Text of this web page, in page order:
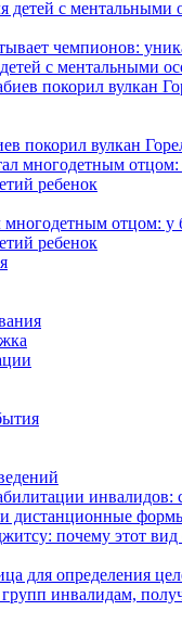
чемпионов:
с ментальными
покорил вулкан
многодетным отцом: у
ребенок
инвалидов:
дистанционные
почему этот вид
для определения
инвалидам,